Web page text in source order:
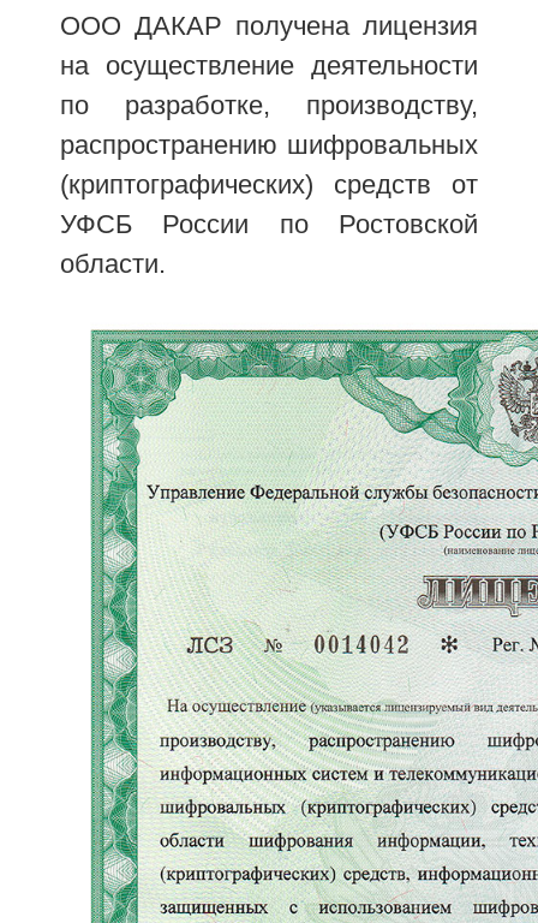
ООО ДАКАР получена лицензия
на осуществление деятельности
по разработке, производству,
распространению шифровальных
(криптографических) средств от
УФСБ России по Ростовской
области.